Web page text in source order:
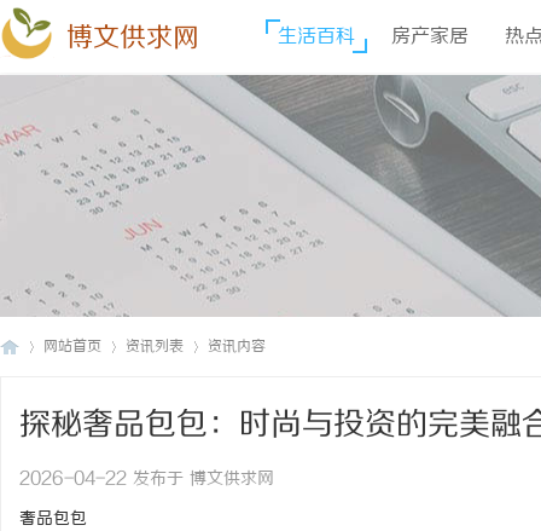
博文供求网 生活百科 房产家居 热
网站首页 资讯列表 资讯内容
探秘奢品包包：时尚与投资的完美融
2026-04-22 发布于 博文供求网
奢品包包